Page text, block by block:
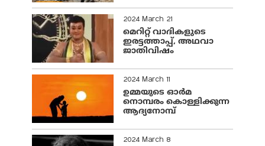
2024 March 21
മെറിറ്റ് വാദികളുടെ
ഇരട്ടത്താപ്പ്, അഥവാ
ജാതിവിഷം
2024 March 11
ഉമ്മയുടെ ഓർമ
നൊമ്പരം കൊള്ളിക്കുന്ന
ആദ്യനോമ്പ്
2024 March 8